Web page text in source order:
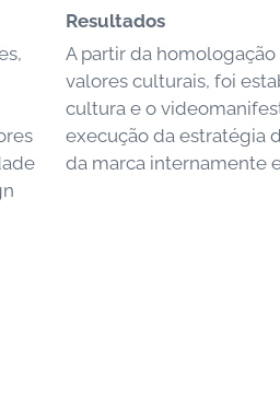
Resultados
A partir da
valores culturais, foi
cultura e o
execução da estratégia
da marca internamente